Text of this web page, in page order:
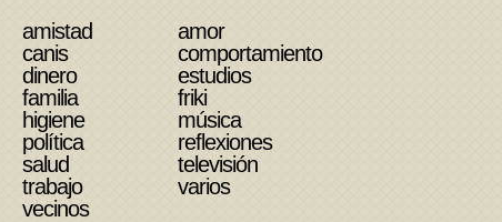
amistad
amor
canis
comportamiento
dinero
estudios
familia
friki
higiene
música
política
reflexiones
salud
televisión
trabajo
varios
vecinos